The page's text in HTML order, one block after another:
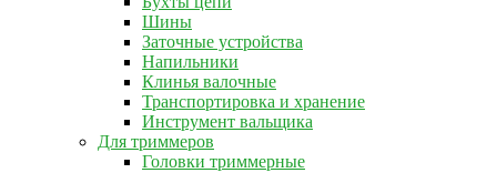
Шины
Заточные устройства
Напильники
Клинья валочные
Транспортировка и хранение
Инструмент вальщика
Для триммеров
Головки триммерные